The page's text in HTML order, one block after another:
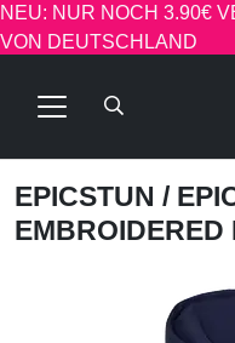
NEU: NUR NOCH 3.90€
VON DEUTSCHLAND
EPICSTUN /
EMBROIDERED